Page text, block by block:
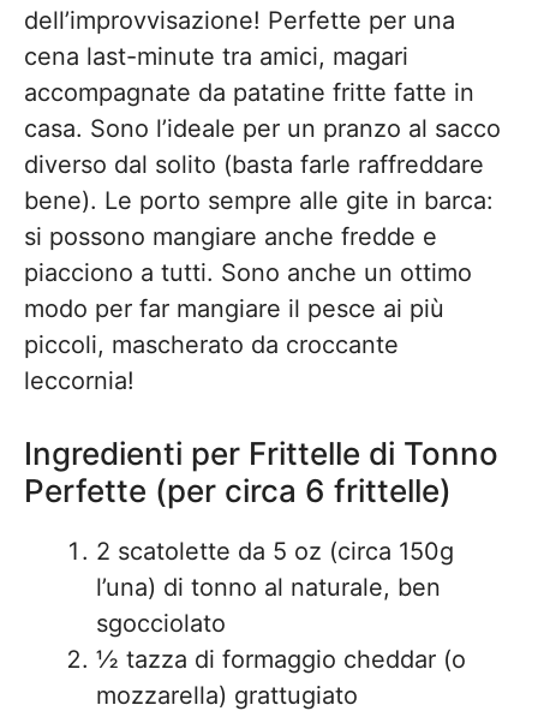
dell’improvvisazione! Perfette per una
cena last-minute tra amici, magari
accompagnate da patatine fritte fatte in
casa. Sono l’ideale per un pranzo al sacco
diverso dal solito (basta farle raffreddare
bene). Le porto sempre alle gite in barca:
si possono mangiare anche fredde e
piacciono a tutti. Sono anche un ottimo
modo per far mangiare il pesce ai più
piccoli, mascherato da croccante
leccornia!
Ingredienti per Frittelle di Tonno
Perfette (per circa 6 frittelle)
2 scatolette da 5 oz (circa 150g
l’una) di tonno al naturale, ben
sgocciolato
½ tazza di formaggio cheddar (o
mozzarella) grattugiato